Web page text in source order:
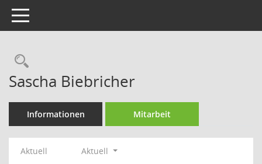
Toggle navigation
Rechercheauswahl
Sascha Biebricher
Informationen Mitarbeit
Aktuell
Aktuell